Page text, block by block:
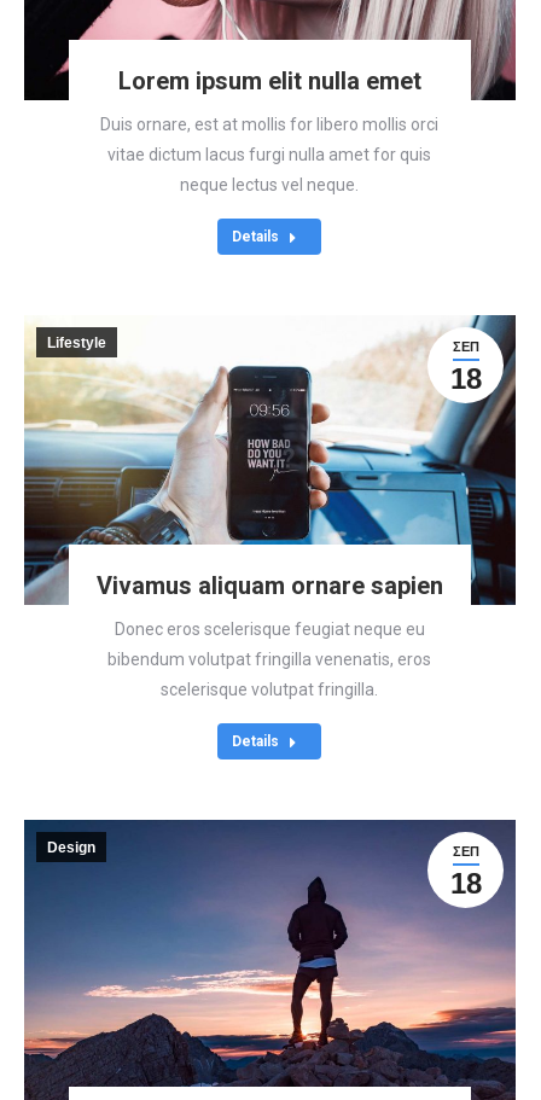
Lorem ipsum elit nulla emet
Duis ornare, est at mollis for libero mollis orci
vitae dictum lacus furgi nulla amet for quis
neque lectus vel neque.
Details
ΣΕΠ
18
Lifestyle
Vivamus aliquam ornare sapien
Donec eros scelerisque feugiat neque eu
bibendum volutpat fringilla venenatis, eros
scelerisque volutpat fringilla.
Details
ΣΕΠ
18
Design